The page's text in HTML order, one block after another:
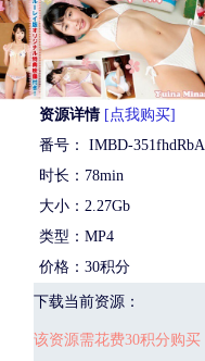
资源详情 [点我购买]
番号： IMBD-351fhdRbA
时长：78min
大小：2.27Gb
类型：MP4
价格：30积分
下载当前资源：
该资源需花费30积分购买